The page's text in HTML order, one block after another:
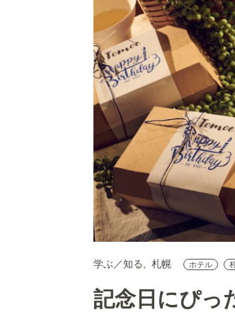
学ぶ／知る 札幌 ホテル
記念日にぴっ